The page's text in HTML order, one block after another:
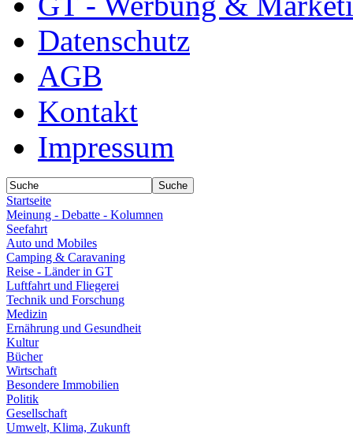
Datenschutz
AGB
Kontakt
Impressum
Startseite
Meinung - Debatte - Kolumnen
Seefahrt
Auto und Mobiles
Camping & Caravaning
Reise - Länder in GT
Luftfahrt und Fliegerei
Technik und Forschung
Medizin
Ernährung und Gesundheit
Kultur
Bücher
Wirtschaft
Besondere Immobilien
Politik
Gesellschaft
Umwelt, Klima, Zukunft